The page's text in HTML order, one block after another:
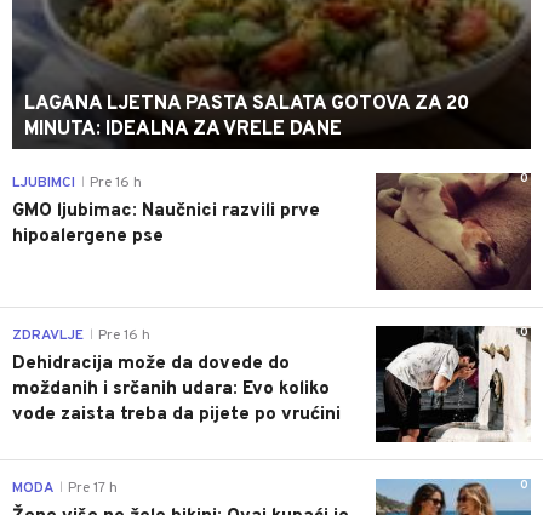
LAGANA LJETNA PASTA SALATA GOTOVA ZA 20
MINUTA: IDEALNA ZA VRELE DANE
0
LJUBIMCI Pre 16 h
GMO ljubimac: Naučnici razvili prve
hipoalergene pse
0
ZDRAVLJE Pre 16 h
Dehidracija može da dovede do
moždanih i srčanih udara: Evo koliko
vode zaista treba da pijete po vrućini
0
MODA Pre 17 h